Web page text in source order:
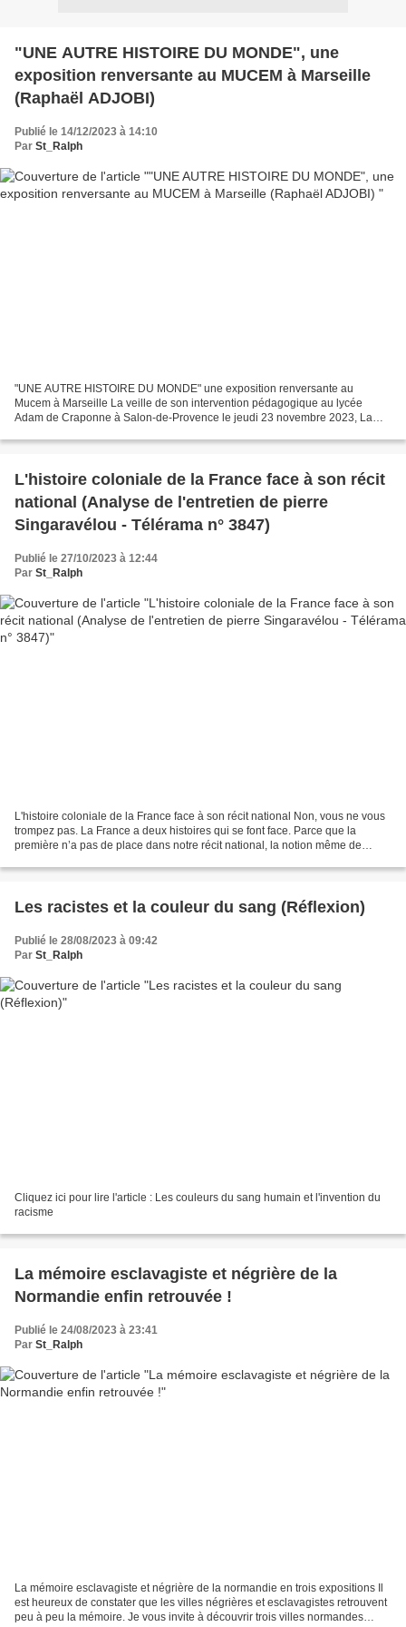
"UNE AUTRE HISTOIRE DU MONDE", une
exposition renversante au MUCEM à Marseille
(Raphaël ADJOBI)
Publié le 14/12/2023 à 14:10
Par St_Ralph
"UNE AUTRE HISTOIRE DU MONDE" une exposition renversante au
Mucem à Marseille La veille de son intervention pédagogique au lycée
Adam de Craponne à Salon-de-Provence le jeudi 23 novembre 2023, La
L'histoire coloniale de la France face à son récit
national (Analyse de l'entretien de pierre
Singaravélou - Télérama n° 3847)
Publié le 27/10/2023 à 12:44
Par St_Ralph
L'histoire coloniale de la France face à son récit national Non, vous ne vous
trompez pas. La France a deux histoires qui se font face. Parce que la
première n’a pas de place dans notre récit national, la notion même de
Les racistes et la couleur du sang (Réflexion)
Publié le 28/08/2023 à 09:42
Par St_Ralph
Cliquez ici pour lire l'article : Les couleurs du sang humain et l'invention du
racisme
La mémoire esclavagiste et négrière de la
Normandie enfin retrouvée !
Publié le 24/08/2023 à 23:41
Par St_Ralph
La mémoire esclavagiste et négrière de la normandie en trois expositions Il
est heureux de constater que les villes négrières et esclavagistes retrouvent
peu à peu la mémoire. Je vous invite à découvrir trois villes normandes